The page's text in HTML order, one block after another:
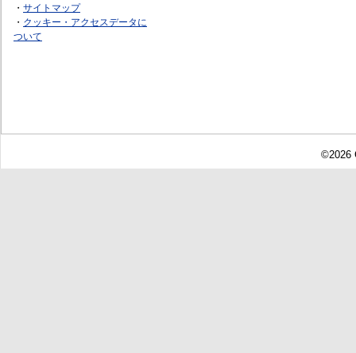
・ サイトマップ
・ クッキー・アクセスデータに
ついて
©2026